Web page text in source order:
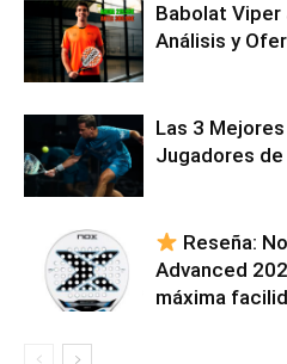
Babolat Viper
Análisis y
Las 3
Jugadores
Reseña:
Advanced
máxima